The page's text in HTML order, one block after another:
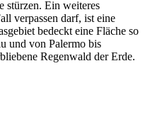
stürzen. Ein weiteres
verpassen darf, ist eine
bedeckt eine Fläche so
und von Palermo bis
Regenwald der Erde.